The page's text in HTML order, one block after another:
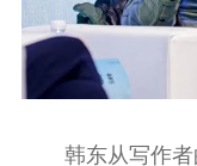
韩东从写作者